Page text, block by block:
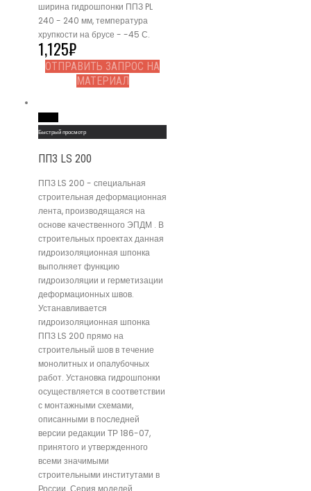
ширина гидрошпонки ППЗ PL
240 - 240 мм, температура
хрупкости на брусе - -45 С.
1,125₽
ОТПРАВИТЬ ЗАПРОС НА
МАТЕРИАЛ
Быстрый просмотр
ППЗ LS 200
ППЗ LS 200 - специальная
строительная деформационная
лента, производящаяся на
основе качественного ЭПДМ . В
строительных проектах данная
гидроизоляционная шпонка
выполняет функцию
гидроизоляции и герметизации
деформационных швов.
Устанавливается
гидроизоляционная шпонка
ППЗ LS 200 прямо на
строительный шов в течение
монолитных и опалубочных
работ. Установка гидрошпонки
осуществляется в соответствии
с монтажными схемами,
описанными в последней
версии редакции ТР 186-07,
принятого и утвержденного
всеми значимыми
строительными институтами в